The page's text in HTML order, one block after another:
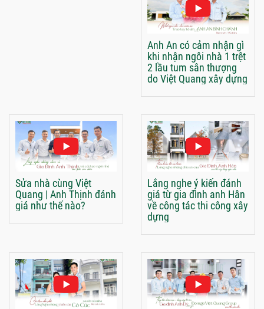
Anh An có cảm nhận gì
khi nhận ngôi nhà 1 trệt
2 lầu tum sân thượng
do Việt Quang xây dựng
Sửa nhà cùng Việt
Quang | Anh Thịnh đánh
giá như thế nào?
Lắng nghe ý kiến đánh
giá từ gia đình anh Hân
về công tác thi công xây
dựng